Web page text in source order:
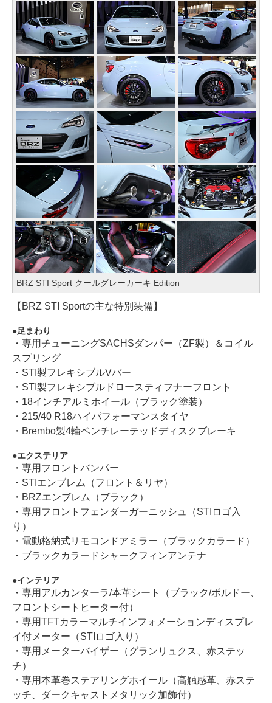
BRZ STI Sport クールグレーカーキ Edition
【BRZ STI Sportの主な特別装備】
足まわり
・専用チューニングSACHSダンパー（ZF製）＆コイル
スプリング
・STI製フレキシブルVバー
・STI製フレキシブルドロースティフナーフロント
・18インチアルミホイール（ブラック塗装）
・215/40 R18ハイパフォーマンスタイヤ
・Brembo製4輪ベンチレーテッドディスクブレーキ
エクステリア
・専用フロントバンパー
・STIエンブレム（フロント＆リヤ）
・BRZエンブレム（ブラック）
・専用フロントフェンダーガーニッシュ（STIロゴ入
り）
・電動格納式リモコンドアミラー（ブラックカラード）
・ブラックカラードシャークフィンアンテナ
インテリア
・専用アルカンターラ/本革シート（ブラック/ボルドー、
フロントシートヒーター付）
・専用TFTカラーマルチインフォメーションディスプレ
イ付メーター（STIロゴ入り）
・専用メーターバイザー（グランリュクス、赤ステッ
チ）
・専用本革巻ステアリングホイール（高触感革、赤ステ
ッチ、ダークキャストメタリック加飾付）